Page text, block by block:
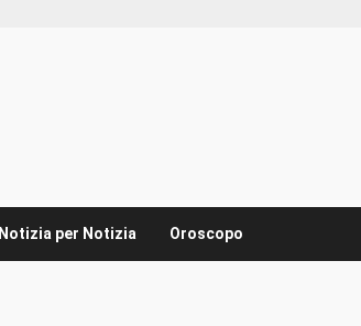
Notizia per Notizia Oroscopo